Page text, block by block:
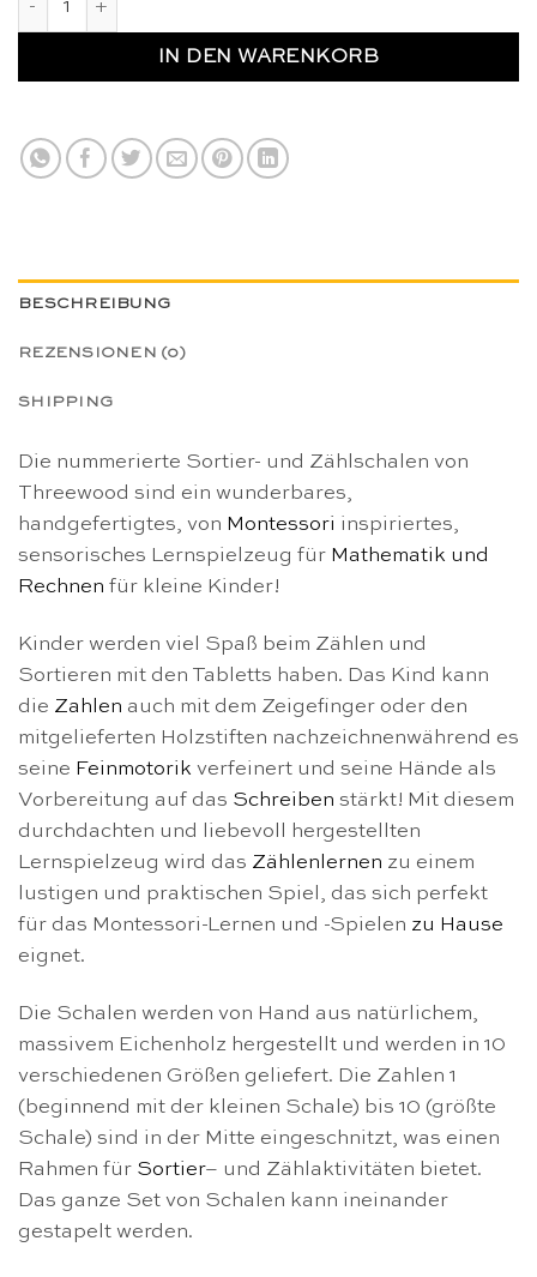
IN DEN WARENKORB
BESCHREIBUNG
REZENSIONEN (0)
SHIPPING
Die nummerierte Sortier- und Zählschalen von
Threewood sind ein wunderbares,
handgefertigtes, von Montessori inspiriertes,
sensorisches Lernspielzeug für Mathematik und
Rechnen für kleine Kinder!
Kinder werden viel Spaß beim Zählen und
Sortieren mit den Tabletts haben. Das Kind kann
die Zahlen auch mit dem Zeigefinger oder den
mitgelieferten Holzstiften nachzeichnenwährend es
seine Feinmotorik verfeinert und seine Hände als
Vorbereitung auf das Schreiben stärkt! Mit diesem
durchdachten und liebevoll hergestellten
Lernspielzeug wird das Zählenlernen zu einem
lustigen und praktischen Spiel, das sich perfekt
für das Montessori-Lernen und -Spielen zu Hause
eignet.
Die Schalen werden von Hand aus natürlichem,
massivem Eichenholz hergestellt und werden in 10
verschiedenen Größen geliefert. Die Zahlen 1
(beginnend mit der kleinen Schale) bis 10 (größte
Schale) sind in der Mitte eingeschnitzt, was einen
Rahmen für Sortier– und Zählaktivitäten bietet.
Das ganze Set von Schalen kann ineinander
gestapelt werden.